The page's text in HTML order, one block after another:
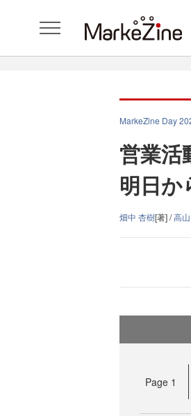
MarkeZine Day
営業活
明日か
畑中 杏樹[著] /高
Page 1